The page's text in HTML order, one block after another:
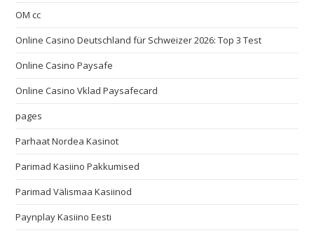
OM cc
Online Casino Deutschland für Schweizer 2026: Top 3 Test
Online Casino Paysafe
Online Casino Vklad Paysafecard
pages
Parhaat Nordea Kasinot
Parimad Kasiino Pakkumised
Parimad Välismaa Kasiinod
Paynplay Kasiino Eesti